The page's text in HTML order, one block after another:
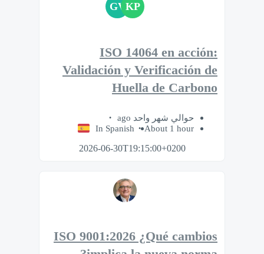
KP
GV
ISO 14064 en acción:
Validación y Verificación de
Huella de Carbono
حوالي شهر واحد ago
About 1 hour
In Spanish
2026-06-30T19:15:00+0200
ISO 9001:2026 ¿Qué cambios